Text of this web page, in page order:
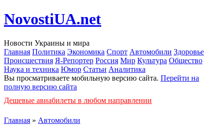
NovostiUA.net
Новости Украины и мира
Главная Политика Экономика Спорт Автомобили Здоровье
Происшествия Я-Репортер Россия Мир Культура Общество
Наука и техника Юмор Статьи Аналитика
Вы просматриваете мобильную версию сайта. Перейти на
полную версию сайта
Дешевые авиабилеты в любом направлении
Главная » Автомобили